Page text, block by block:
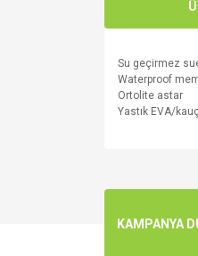
Su geçirmez
Waterproof
Ortolite astar
Yastık EVA/
Ürün
KAMPANYA